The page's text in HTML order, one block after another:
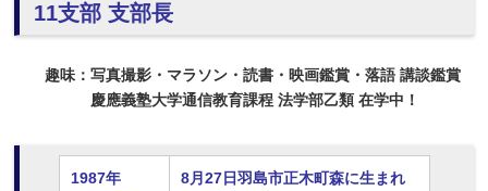
11支部 支部長
趣味：写真撮影・マラソン・読書・映画鑑賞・落語 講談鑑賞
慶應義塾大学通信教育課程 法学部乙類 在学中！
1987年
8月27日羽島市正木町森に生まれ